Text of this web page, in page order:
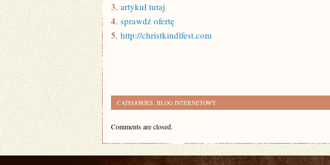
3. artykuł tutaj
4. sprawdź ofertę
5. http://christkindlfest.com
CATEGORIES: BLOG INTERNETOWY
Comments are closed.